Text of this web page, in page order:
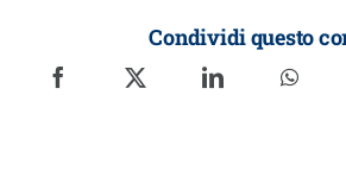
Condividi questo